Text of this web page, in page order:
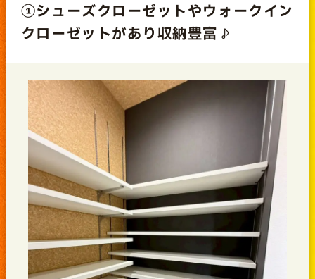
①シューズクローゼットやウォークイン
クローゼットがあり収納豊富♪